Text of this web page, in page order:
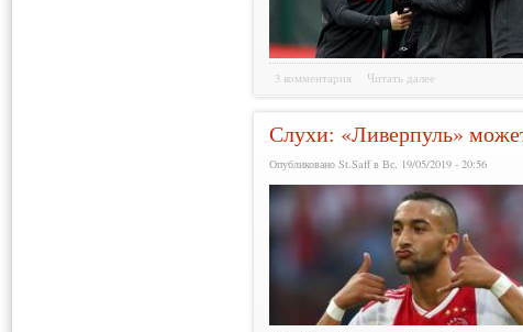
3 комментария Читать далее
Слухи: «Ливерпуль»
Опубликовано St.Saff в Вс, 19/05/2019 - 20:56